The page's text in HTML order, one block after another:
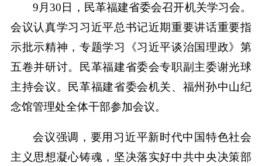
9月30日，民革福建省委会召开机关学习会。
会议认真学习习近平总书记近期重要讲话重要指
示批示精神，专题学习《习近平谈治国理政》第
五卷并研讨。民革福建省委会专职副主委谢光球
主持会议。民革福建省委会机关、福州孙中山纪
念馆管理处全体干部参加会议。
会议强调，要用习近平新时代中国特色社会
主义思想凝心铸魂，坚决落实好中共中央决策部